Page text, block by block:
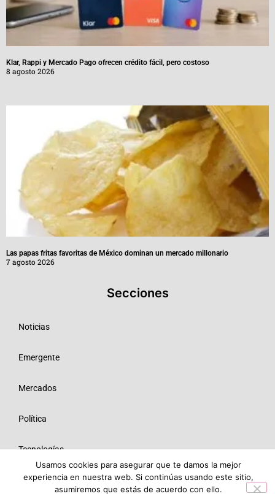
Klar, Rappi y Mercado Pago ofrecen crédito fácil, pero costoso
8 agosto 2026
Las papas fritas favoritas de México dominan un mercado millonario
7 agosto 2026
Secciones
Noticias
Emergente
Mercados
Política
Tecnologías
Opinión
Usamos cookies para asegurar que te damos la mejor
experiencia en nuestra web. Si continúas usando este sitio,
asumiremos que estás de acuerdo con ello.